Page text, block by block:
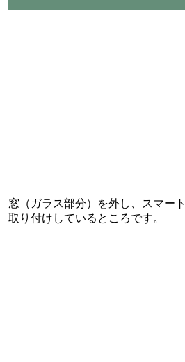
窓（ガラス部分）を外し、スマー
取り付けしているところです。